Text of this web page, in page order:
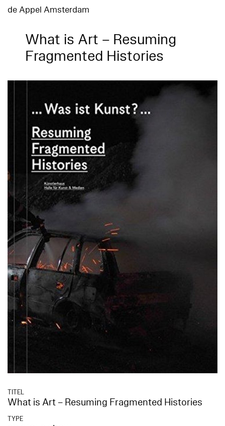
de Appel Amsterdam
What is Art – Resuming
Fragmented Histories
TITEL
What is Art – Resuming Fragmented Histories
TYPE